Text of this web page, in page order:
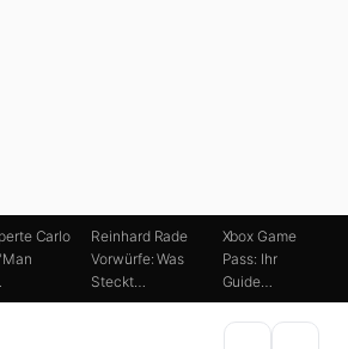
Carlo
Reinhard Rade
Vorwürfe: Was
Steckt…
Xbox Game
Pass: Ihr
Guide…